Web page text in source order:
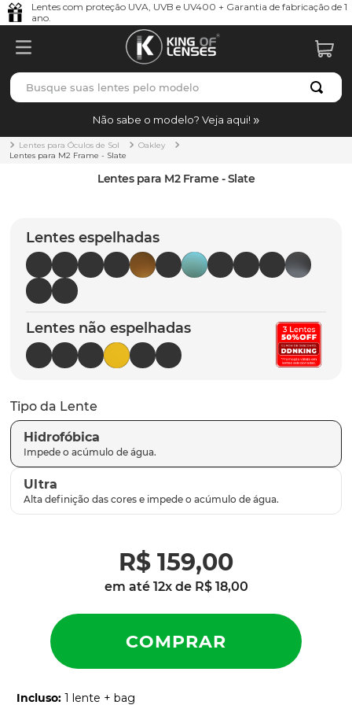
Lentes com proteção UVA, UVB e UV400 + Garantia de fabricação de 1
ano.
Busque suas lentes pelo modelo
Não sabe o modelo? Veja aqui!
Lentes para Óculos de Sol
Oakley
Lentes para M2 Frame - Slate
Lentes para M2 Frame - Slate
Lentes espelhadas
Lentes não espelhadas
Tipo da Lente
Hidrofóbica
Ultra
R$ 159,00
em até 12x de R$ 18,00
Incluso: 1 lente + bag
TERMOS MAIS BUSCADOS
1º borrachas
holbrook
5º chaves
6º t-shock
7º gasket
8º parafusos
9º latch